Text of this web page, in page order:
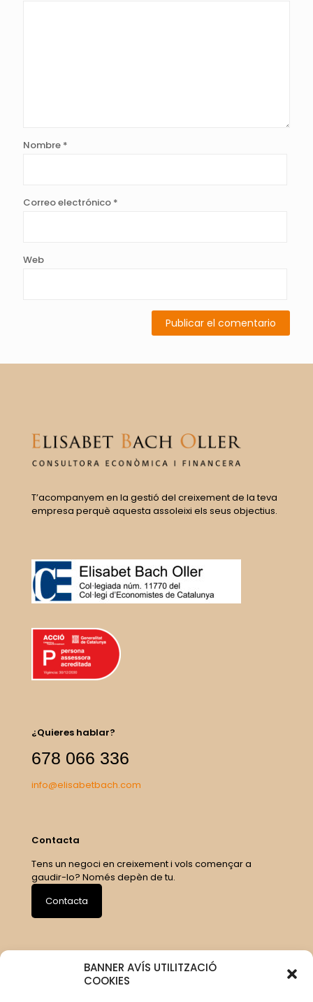
BANNER AVÍS UTILITZACIÓ
COOKIES
Nombre *
Correo electrónico *
Web
T’acompanyem en la gestió del creixement de la teva
empresa perquè aquesta assoleixi els seus objectius.
¿Quieres hablar?
678 066 336
info@elisabetbach.com
Contacta
Tens un negoci en creixement i vols començar a
gaudir-lo? Només depèn de tu.
Contacta